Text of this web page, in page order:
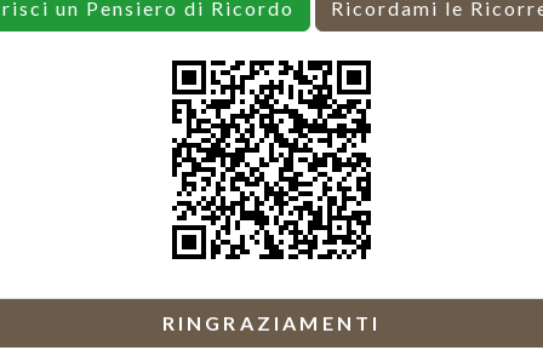
un Pensiero di Ricordo Ricordami le
RINGRAZIAMENTI